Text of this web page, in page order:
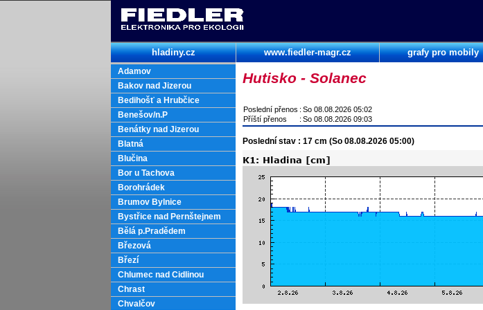
hladiny.cz www.fiedler-magr.cz grafy pro mobily
Adamov
Bakov nad Jizerou
Bedihošť a Hrubčice
Benešov/n.P
Benátky nad Jizerou
Blatná
Blučina
Bor u Tachova
Borohrádek
Brumov Bylnice
Bystřice nad Pernštejnem
Bělá p.Pradědem
Březová
Březí
Chlumec nad Cidlinou
Chrast
Chvalčov
Hutisko - Solanec
Poslední přenos : So 08.08.2026 05:02
Příští přenos
: So 08.08.2026 09:03
Poslední stav : 17 cm (So 08.08.2026 05:00)